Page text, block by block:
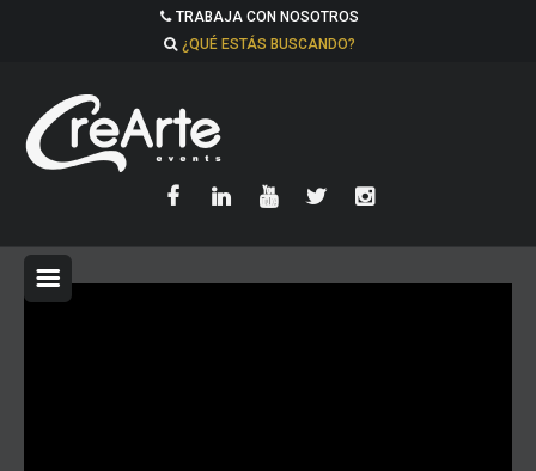
TRABAJA CON NOSOTROS
¿QUÉ ESTÁS BUSCANDO?